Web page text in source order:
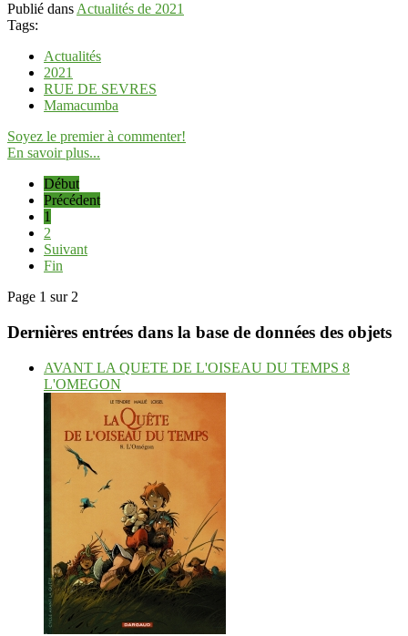
Publié dans Actualités de 2021
Tags:
Actualités
2021
RUE DE SEVRES
Mamacumba
Soyez le premier à commenter!
En savoir plus...
Début
Précédent
1
2
Suivant
Fin
Page 1 sur 2
Dernières entrées dans la base de données des objets
AVANT LA QUETE DE L'OISEAU DU TEMPS 8
L'OMEGON